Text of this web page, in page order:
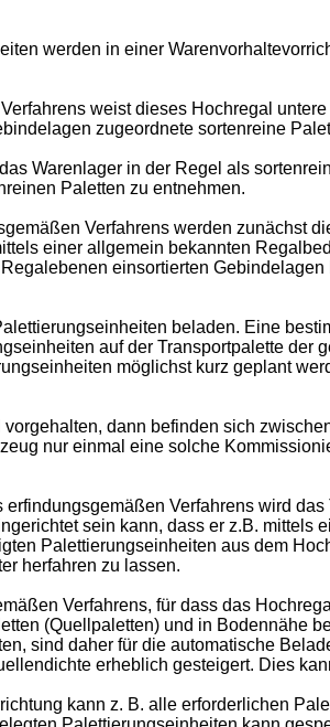
werden in einer
weist dieses Hochregal
zugeordnete sortenreine
Warenlager in der Regel als
Paletten zu entnehmen.
Verfahrens werden zunächst
einer allgemein bekannten
einsortierten
beladen. Eine
auf der Transportpalette
möglichst kurz geplant
dann befinden sich
nur einmal eine solche
Verfahrens wird
sein kann, dass er z.B.
Palettierungseinheiten aus dem
herfahren zu lassen.
Verfahrens, für dass das
(Quellpaletten) und in Bodennähe
sind daher für die automatische
erheblich gesteigert. Dies
kann z. B. alle erforderlichen